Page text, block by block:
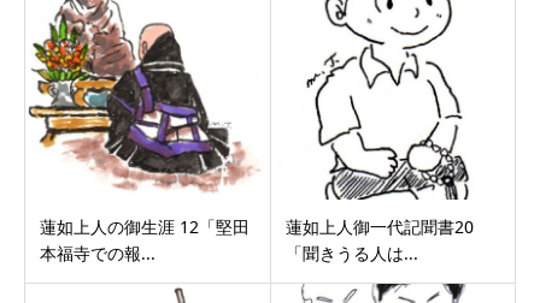
蓮如上人の御生涯 12「堅田
本福寺での報...
蓮如上人御一代記聞書20
「聞きうる人は...